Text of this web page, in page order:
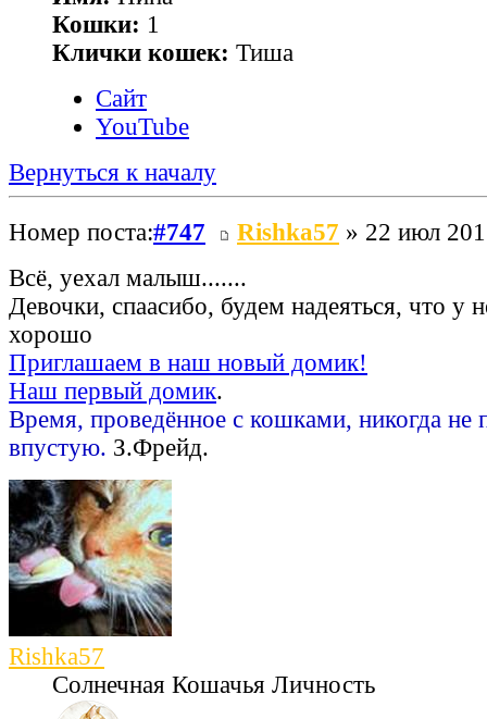
Кошки: 1
Клички кошек: Тиша
Сайт
YouTube
Вернуться к началу
Номер поста:#747 Rishka57 » 22 июл
Всё, уехал малыш.......
Девочки, спаасибо, будем надеяться, что у
хорошо
Приглашаем в наш новый домик!
Наш первый домик.
Время, проведённое с кошками, никогда не
впустую. З.Фрейд.
Rishka57
Солнечная Кошачья Личность